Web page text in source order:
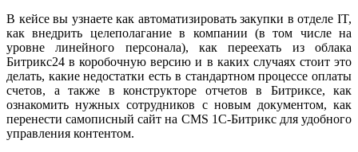
В кейсе вы узнаете как автоматизировать закупки в отделе IT,
как внедрить целеполагание в компании (в том числе на
уровне линейного персонала), как переехать из облака
Битрикс24 в коробочную версию и в каких случаях стоит это
делать, какие недостатки есть в стандартном процессе оплаты
счетов, а также в конструкторе отчетов в Битриксе, как
ознакомить нужных сотрудников с новым документом, как
перенести самописный сайт на CMS 1С-Битрикс для удобного
управления контентом.